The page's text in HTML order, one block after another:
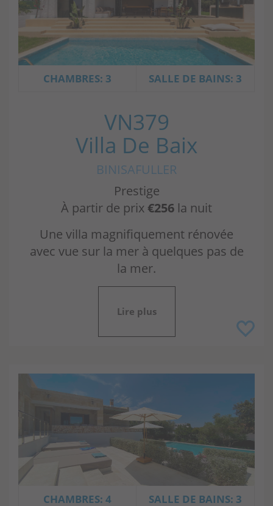
CHAMBRES: 3 SALLE DE BAINS: 3
VN379
Villa De Baix
BINISAFULLER
Prestige
À partir de prix €256 la nuit
Une villa magnifiquement rénovée
avec vue sur la mer à quelques pas de
la mer.
Lire plus
CHAMBRES: 4 SALLE DE BAINS: 3